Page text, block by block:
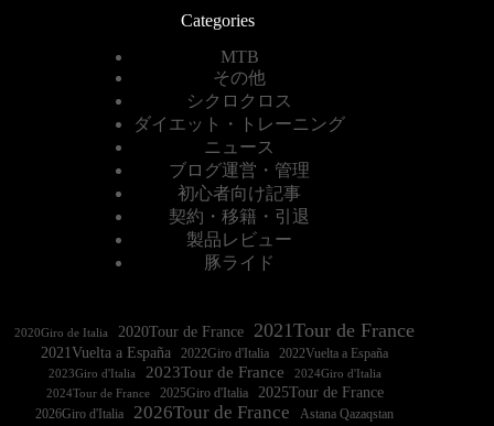
Categories
MTB
その他
シクロクロス
ダイエット・トレーニング
ニュース
ブログ運営・管理
初心者向け記事
契約・移籍・引退
製品レビュー
豚ライド
2020Giro de Italia 2020Tour de France 2021Tour de France
2021Vuelta a España 2022Vuelta a España
2023Giro d'Italia 2023Tour de France
2024Tour de France
2025Giro d'Italia 2025Tour de France
2026Giro d'Italia 2026Tour de France Astana Qazaqstan